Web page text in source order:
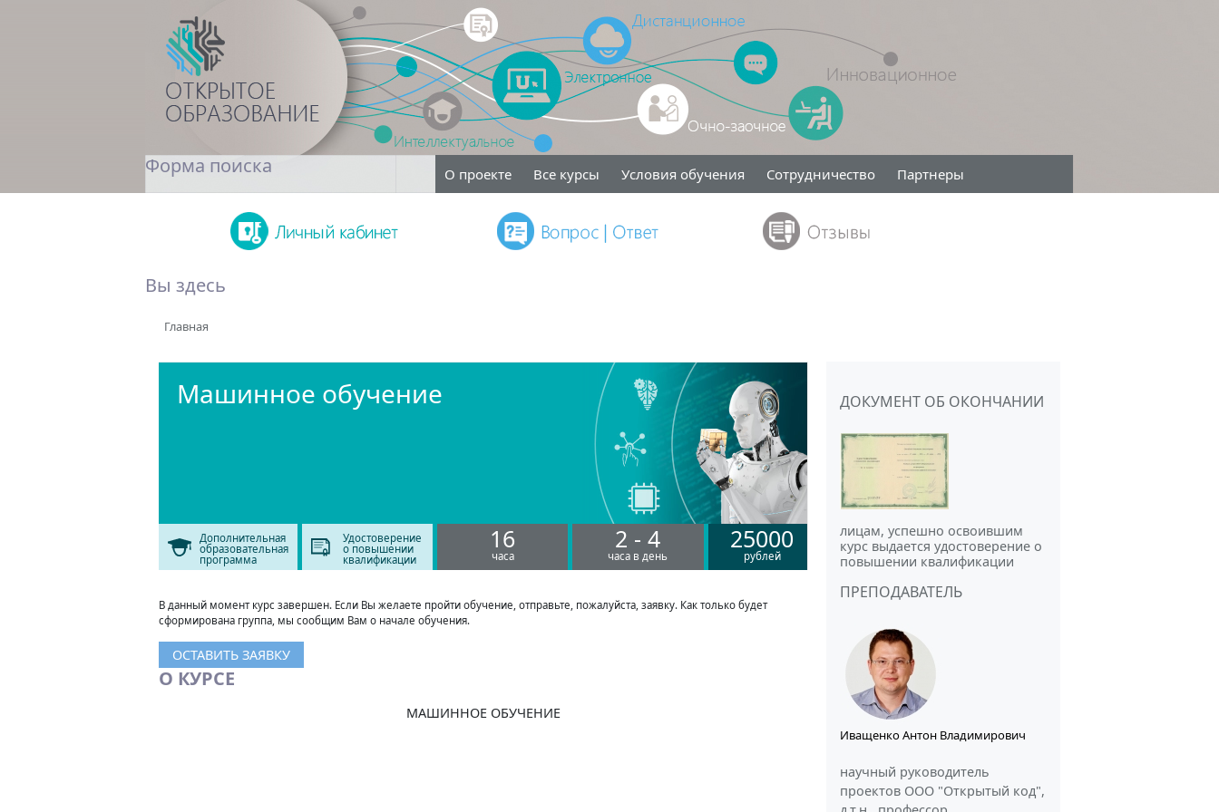
Форма поиска О проекте Все курсы Условия обучения Сотрудничество Партнеры
Вы здесь
Главная
Машинное обучение
Дополнительная
образовательная
программа
Удостоверение
о повышении
квалификации
16
часа
2 - 4
часа в день
25000
рублей
В данный момент курс завершен. Если Вы желаете пройти обучение, отправьте, пожалуйста, заявку. Как только будет
сформирована группа, мы сообщим Вам о начале обучения.
ОСТАВИТЬ ЗАЯВКУ
О КУРСЕ
МАШИННОЕ ОБУЧЕНИЕ
ДОКУМЕНТ ОБ ОКОНЧАНИИ
лицам, успешно освоившим
курс выдается удостоверение о
повышении квалификации
ПРЕПОДАВАТЕЛЬ
Иващенко Антон Владимирович
научный руководитель
проектов ООО "Открытый код",